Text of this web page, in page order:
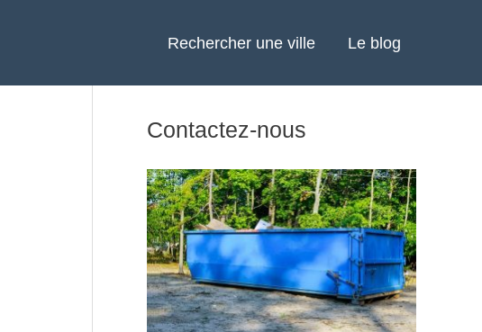
Rechercher une ville Le blog
Contactez-nous